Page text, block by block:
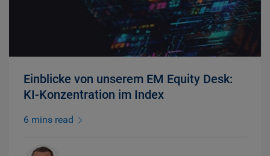
Einblicke von unserem EM Equity Desk:
KI-Konzentration im Index
6 mins read